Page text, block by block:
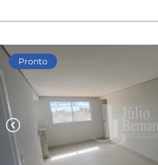
Pronto
chevron_left